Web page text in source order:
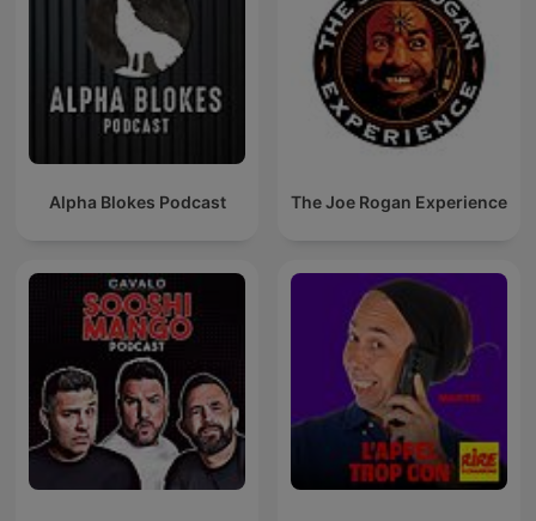
Alpha Blokes Podcast The Joe Rogan Experience